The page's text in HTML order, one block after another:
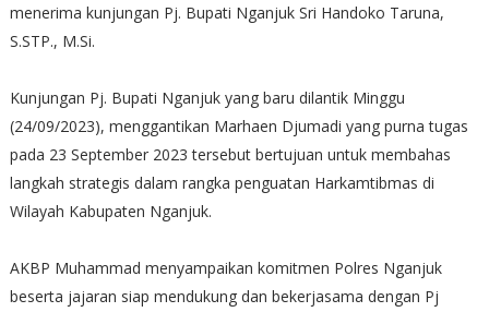
menerima kunjungan Pj. Bupati Nganjuk Sri Handoko Taruna,
S.STP., M.Si.
Kunjungan Pj. Bupati Nganjuk yang baru dilantik Minggu
(24/09/2023), menggantikan Marhaen Djumadi yang purna tugas
pada 23 September 2023 tersebut bertujuan untuk membahas
langkah strategis dalam rangka penguatan Harkamtibmas di
Wilayah Kabupaten Nganjuk.
AKBP Muhammad menyampaikan komitmen Polres Nganjuk
beserta jajaran siap mendukung dan bekerjasama dengan Pj